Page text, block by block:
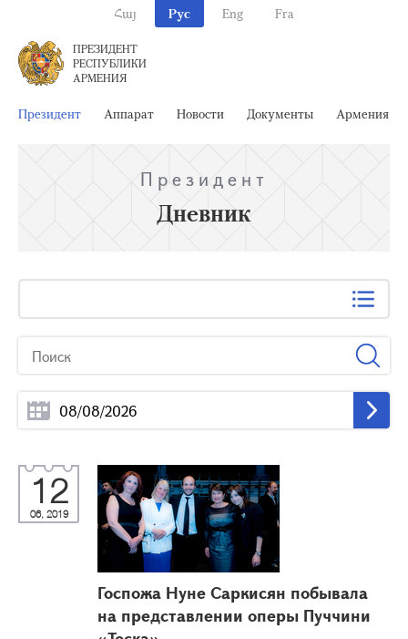
Հայ Рус Eng Fra
ПРЕЗИДЕНТ
РЕСПУБЛИКИ
АРМЕНИЯ
Президент Аппарат Новости Документы Армения
Президент
Дневник
12
06, 2019
Госпожа Нуне Саркисян побывала
на представлении оперы Пуччини